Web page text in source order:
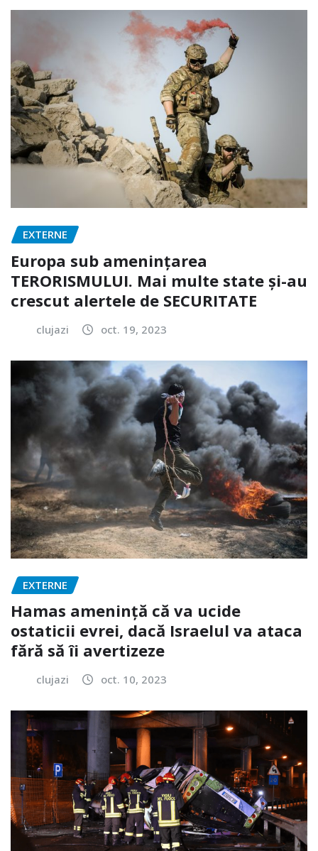
EXTERNE
Europa sub amenințarea
TERORISMULUI. Mai multe state și-au
crescut alertele de SECURITATE
clujazi oct. 19, 2023
EXTERNE
Hamas amenință că va ucide
ostaticii evrei, dacă Israelul va ataca
fără să îi avertizeze
clujazi oct. 10, 2023